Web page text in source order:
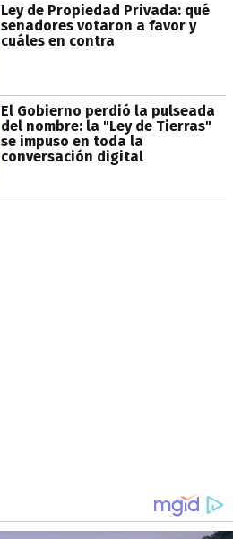
Ley de Propiedad Privada: qué
senadores votaron a favor y
cuáles en contra
El Gobierno perdió la pulseada
del nombre: la "Ley de Tierras"
se impuso en toda la
conversación digital